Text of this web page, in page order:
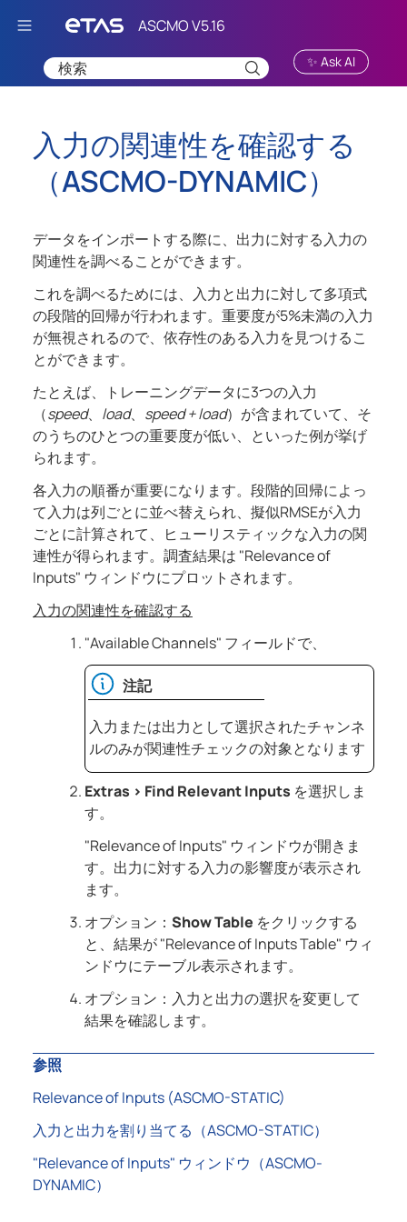
Skip To Main Content
✨ Ask AI
入力の関連性を確認する
（ASCMO-DYNAMIC）
データをインポートする際に、出力に対する入力の
関連性を調べることができます。
これを調べるためには、入力と出力に対して多項式
の段階的回帰が行われます。重要度が5%未満の入力
が無視されるので、依存性のある入力を見つけるこ
とができます。
たとえば、トレーニングデータに3つの入力
（speed、 load、 speed + load）が含まれていて、そ
のうちのひとつの重要度が低い、といった例が挙げ
られます。
各入力の順番が重要になります。段階的回帰によっ
て入力は列ごとに並べ替えられ、擬似RMSEが入力
ごとに計算されて、ヒューリスティックな入力の関
連性が得られます。調査結果は "Relevance of
Inputs" ウィンドウにプロットされます。
入力の関連性を確認する
"Available Channels" フィールドで、
注記
入力または出力として選択されたチャンネ
ルのみが関連性チェックの対象となります
Extras > Find Relevant Inputs を選択しま
す。
"Relevance of Inputs" ウィンドウが開きま
す。出力に対する入力の影響度が表示され
ます。
オプション： Show Table をクリックする
と、結果が "Relevance of Inputs Table" ウィ
ンドウにテーブル表示されます。
オプション：入力と出力の選択を変更して
結果を確認します。
参照
Relevance of Inputs (ASCMO-STATIC)
入力と出力を割り当てる（ASCMO-STATIC）
"Relevance of Inputs" ウィンドウ（ASCMO-
DYNAMIC）